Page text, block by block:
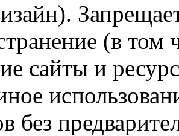
(в том
сайты и
без